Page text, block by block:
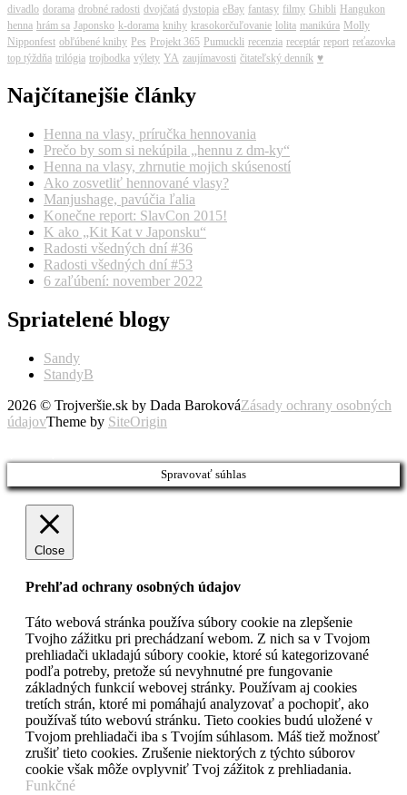
divadlo dorama drobné radosti dvojčatá dystopia eBay fantasy filmy Ghibli Hangukon
henna hrám sa Japonsko k-dorama knihy krasokorčuľovanie lolita manikúra Molly
Nipponfest obľúbené knihy Pes Projekt 365 Pumuckli recenzia receptár report reťazovka
top týždňa trilógia trojbodka výlety YA zaujímavosti čitateľský denník ♥
Najčítanejšie články
Henna na vlasy, príručka hennovania
Prečo by som si nekúpila „hennu z dm-ky“
Henna na vlasy, zhrnutie mojich skúseností
Ako zosvetliť hennované vlasy?
Manjushage, pavúčia ľalia
Konečne report: SlavCon 2015!
K ako „Kit Kat v Japonsku“
Radosti všedných dní #36
Radosti všedných dní #53
6 zaľúbení: november 2022
Spriatelené blogy
Sandy
StandyB
2026 © Trojveršie.sk by Dada BarokováZásady ochrany osobných
údajovTheme by SiteOrigin
Spravovať súhlas
Close
Prehľad ochrany osobných údajov
Táto webová stránka používa súbory cookie na zlepšenie
Tvojho zážitku pri prechádzaní webom. Z nich sa v Tvojom
prehliadači ukladajú súbory cookie, ktoré sú kategorizované
podľa potreby, pretože sú nevyhnutné pre fungovanie
základných funkcií webovej stránky. Používam aj cookies
tretích strán, ktoré mi pomáhajú analyzovať a pochopiť, ako
používaš túto webovú stránku. Tieto cookies budú uložené v
Tvojom prehliadači iba s Tvojím súhlasom. Máš tiež možnosť
zrušiť tieto cookies. Zrušenie niektorých z týchto súborov
cookie však môže ovplyvniť Tvoj zážitok z prehliadania.
Funkčné